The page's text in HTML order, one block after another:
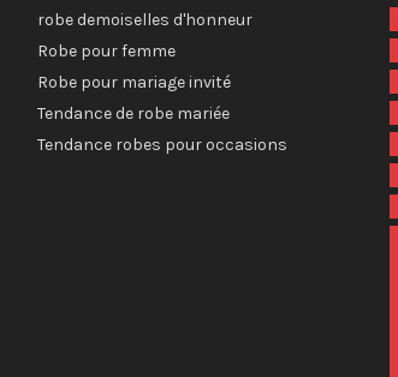
robe demoiselles d'honneur
Robe pour femme
Robe pour mariage invité
Tendance de robe mariée
Tendance robes pour occasions